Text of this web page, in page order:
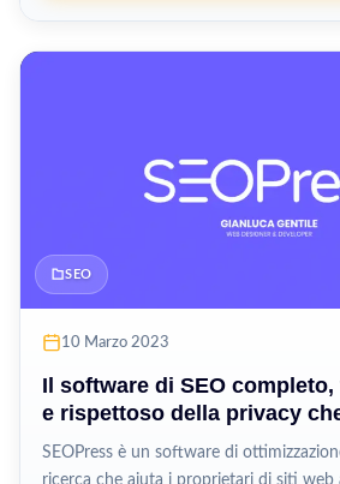
SEO
10 Marzo 2023
Il software di SEO
e rispettoso della privacy
le classifiche dei motori di
SEOPress è un software di
ricerca che aiuta i proprietari di siti web